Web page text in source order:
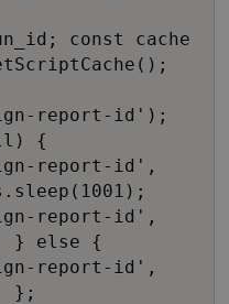
const cache
report-id');
{
report-id',
report-id',
} else {
report-id',
};